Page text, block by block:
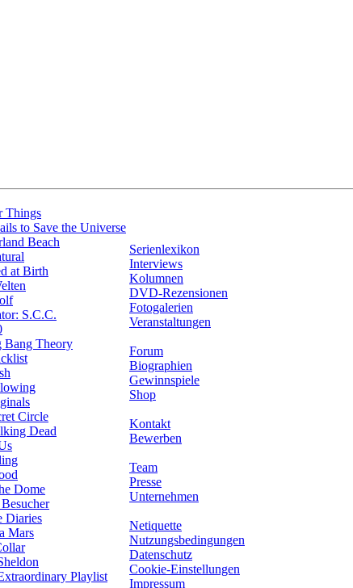
Things
to Save the Universe
Beach
at Birth
S.C.C.
Bang Theory
Circle
Dead
Dome
Diaries
Mars
Playlist
Serienlexikon
Interviews
Kolumnen
DVD-Rezensionen
Fotogalerien
Veranstaltungen
Forum
Biographien
Gewinnspiele
Shop
Kontakt
Bewerben
Team
Presse
Unternehmen
Netiquette
Nutzungsbedingungen
Datenschutz
Cookie-Einstellungen
Impressum